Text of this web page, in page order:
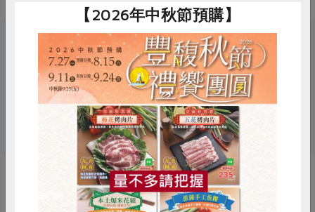
關鍵字
# 有助牧場 # 動物福利 # 蛋
# 雞蛋
你可能有興趣的產品
RPET 食譜 減硝酸鹽
雞蛋 食安 共同購買
【2026年中秋節預購】